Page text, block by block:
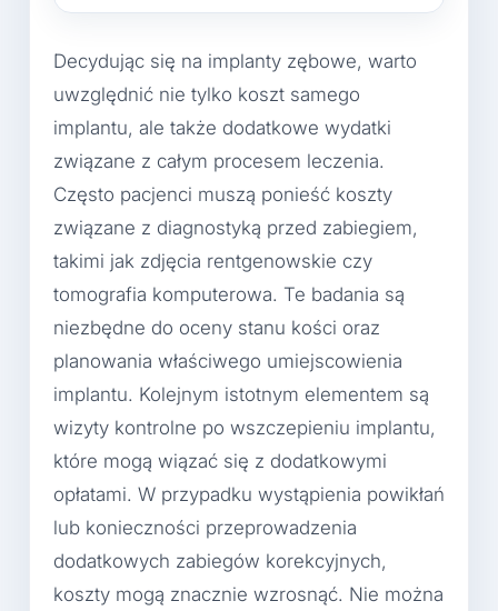
Decydując się na implanty zębowe, warto
uwzględnić nie tylko koszt samego
implantu, ale także dodatkowe wydatki
związane z całym procesem leczenia.
Często pacjenci muszą ponieść koszty
związane z diagnostyką przed zabiegiem,
takimi jak zdjęcia rentgenowskie czy
tomografia komputerowa. Te badania są
niezbędne do oceny stanu kości oraz
planowania właściwego umiejscowienia
implantu. Kolejnym istotnym elementem są
wizyty kontrolne po wszczepieniu implantu,
które mogą wiązać się z dodatkowymi
opłatami. W przypadku wystąpienia powikłań
lub konieczności przeprowadzenia
dodatkowych zabiegów korekcyjnych,
koszty mogą znacznie wzrosnąć. Nie można